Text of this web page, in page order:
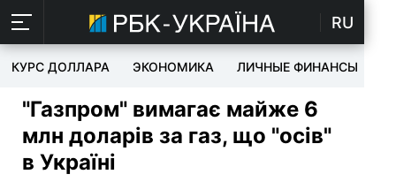
RU
КУРС ДОЛЛАРА ЭКОНОМИКА ЛИЧНЫЕ ФИНАНСЫ
"Газпром" вимагає майже 6
млн доларів за газ, що "осів"
в Україні